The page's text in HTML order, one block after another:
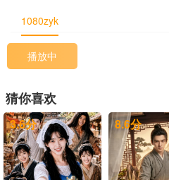
剧情简介
1080zyk
播放中
猜你喜欢
3.6分 8.6分